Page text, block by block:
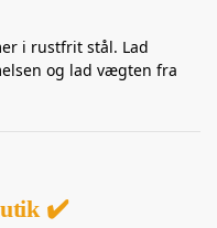
i rustfrit stål. Lad
og lad vægten fra
✔️